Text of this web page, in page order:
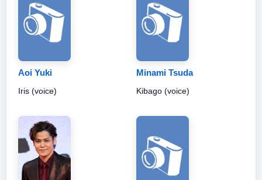
Aoi Yuki
Iris (voice)
Minami Tsuda
Kibago (voice)